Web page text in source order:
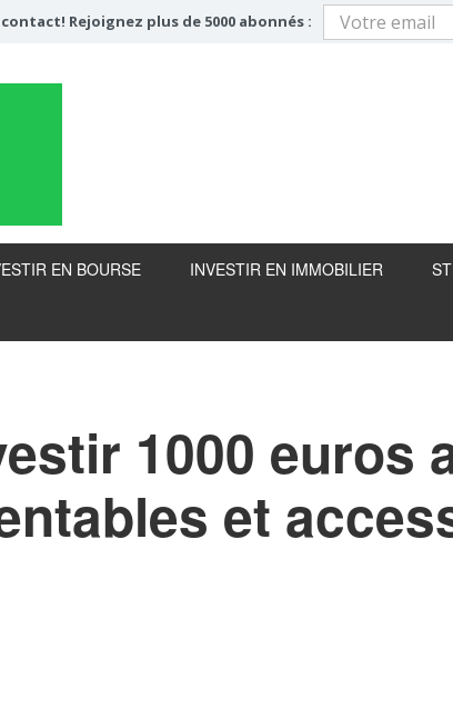
Rejoignez plus de 5000 abonnés :
EN BOURSE INVESTIR EN IMMOBILIER
1000 euros
et